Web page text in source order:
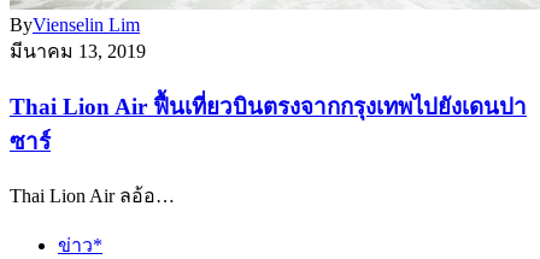
ByVienselin Lim
มีนาคม 13, 2019
Thai Lion Air ฟื้นเที่ยวบินตรงจากกรุงเทพไปยังเดนปา
ซาร์
Thai Lion Air ลอ้อ…
ข่าว*